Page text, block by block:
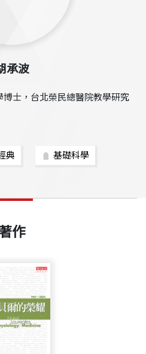
承波
士，台北榮民總醫院教學研究
典 基礎科學
作